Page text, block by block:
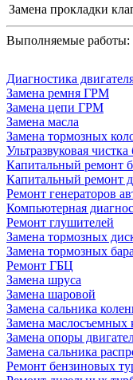
Замена прокладки
Выполняемые работы:
Диагностика
Замена ремня ГРМ
Замена цепи ГРМ
Замена масла
Замена тормозных
Ультразвуковая
Капитальный ремонт
Капитальный ремонт
Ремонт генераторов
Компьютерная
Ремонт глушителей
Замена тормозных
Замена тормозных
Ремонт ГБЦ
Замена шруса
Замена шаровой
Замена сальника
Замена маслосъемных
Замена опоры
Замена сальника
Ремонт бензиновых